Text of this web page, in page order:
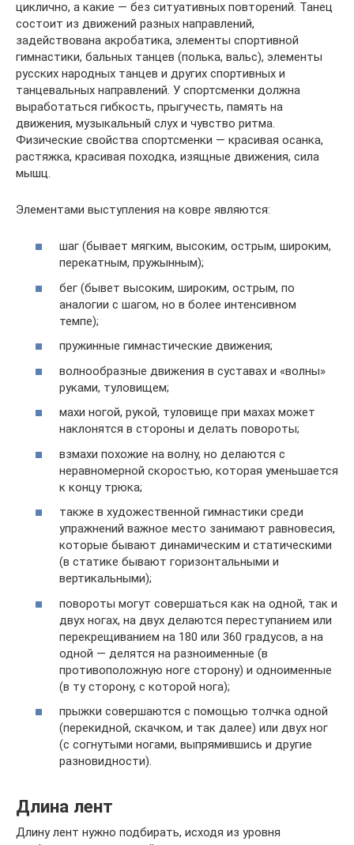
циклично, а какие — без ситуативных повторений. Танец
состоит из движений разных направлений,
задействована акробатика, элементы спортивной
гимнастики, бальных танцев (полька, вальс), элементы
русских народных танцев и других спортивных и
танцевальных направлений. У спортсменки должна
выработаться гибкость, прыгучесть, память на
движения, музыкальный слух и чувство ритма.
Физические свойства спортсменки — красивая осанка,
растяжка, красивая походка, изящные движения, сила
мышц.
Элементами выступления на ковре являются:
шаг (бывает мягким, высоким, острым, широким,
перекатным, пружынным);
бег (бывет высоким, широким, острым, по
аналогии с шагом, но в более интенсивном
темпе);
пружинные гимнастические движения;
волнообразные движения в суставах и «волны»
руками, туловищем;
махи ногой, рукой, туловище при махах может
наклонятся в стороны и делать повороты;
взмахи похожие на волну, но делаются с
неравномерной скоростью, которая уменьшается
к концу трюка;
также в художественной гимнастики среди
упражнений важное место занимают равновесия,
которые бывают динамическим и статическими
(в статике бывают горизонтальными и
вертикальными);
повороты могут совершаться как на одной, так и
двух ногах, на двух делаются переступанием или
перекрещиванием на 180 или 360 градусов, а на
одной — делятся на разноименные (в
противоположную ноге сторону) и одноименные
(в ту сторону, с которой нога);
прыжки совершаются с помощью толчка одной
(перекидной, скачком, и так далее) или двух ног
(с согнутыми ногами, выпрямившись и другие
разновидности).
Длина лент
Длину лент нужно подбирать, исходя из уровня